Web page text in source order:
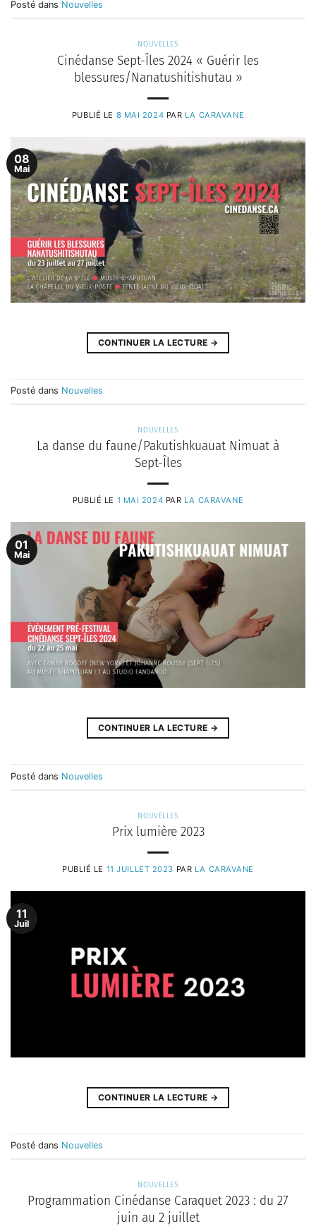
Posté dans Nouvelles
NOUVELLES
Cinédanse Sept-Îles 2024 « Guérir les
blessures/Nanatushitishutau »
PUBLIÉ LE 8 MAI 2024 PAR LA CARAVANE
08
Mai
CONTINUER LA LECTURE →
Posté dans Nouvelles
NOUVELLES
La danse du faune/Pakutishkuauat Nimuat à
Sept-Îles
PUBLIÉ LE 1 MAI 2024 PAR LA CARAVANE
01
Mai
CONTINUER LA LECTURE →
Posté dans Nouvelles
NOUVELLES
Prix lumière 2023
PUBLIÉ LE 11 JUILLET 2023 PAR LA CARAVANE
11
Juil
CONTINUER LA LECTURE →
Posté dans Nouvelles
NOUVELLES
Programmation Cinédanse Caraquet 2023 : du 27
juin au 2 juillet